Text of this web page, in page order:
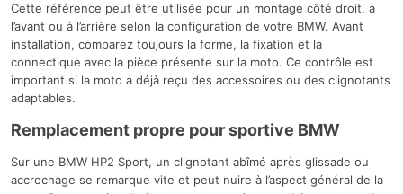
Cette référence peut être utilisée pour un montage côté droit, à
l’avant ou à l’arrière selon la configuration de votre BMW. Avant
installation, comparez toujours la forme, la fixation et la
connectique avec la pièce présente sur la moto. Ce contrôle est
important si la moto a déjà reçu des accessoires ou des clignotants
adaptables.
Remplacement propre pour sportive BMW
Sur une BMW HP2 Sport, un clignotant abîmé après glissade ou
accrochage se remarque vite et peut nuire à l’aspect général de la